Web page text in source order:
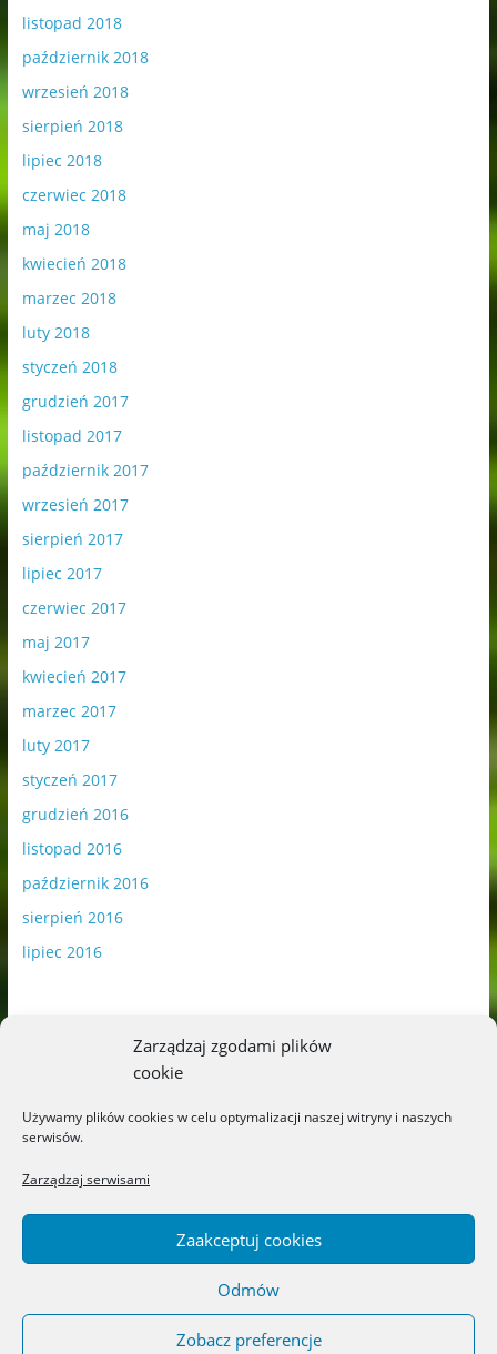
Zarządzaj zgodami plików
cookie
Używamy plików cookies w celu optymalizacji naszej witryny i naszych
serwisów.
Zarządzaj serwisami
Zaakceptuj cookies
Odmów
Zobacz preferencje
listopad 2018
październik 2018
wrzesień 2018
sierpień 2018
lipiec 2018
czerwiec 2018
maj 2018
kwiecień 2018
marzec 2018
luty 2018
styczeń 2018
grudzień 2017
listopad 2017
październik 2017
wrzesień 2017
sierpień 2017
lipiec 2017
czerwiec 2017
maj 2017
kwiecień 2017
marzec 2017
luty 2017
styczeń 2017
grudzień 2016
listopad 2016
październik 2016
sierpień 2016
lipiec 2016
Blog o książkach dla dzieci i młodzieży –
recenzje i rekomendacje. All rights reserved.
Theme: ColorMag byThemeGrill. Powered by